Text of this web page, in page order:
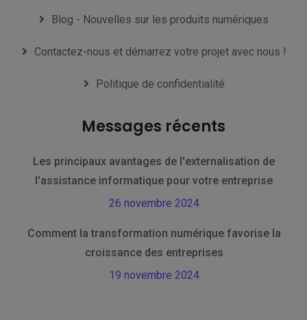
Blog - Nouvelles sur les produits numériques
Contactez-nous et démarrez votre projet avec nous !
Politique de confidentialité
Messages récents
Les principaux avantages de l'externalisation de
l'assistance informatique pour votre entreprise
26 novembre 2024
Comment la transformation numérique favorise la
croissance des entreprises
19 novembre 2024